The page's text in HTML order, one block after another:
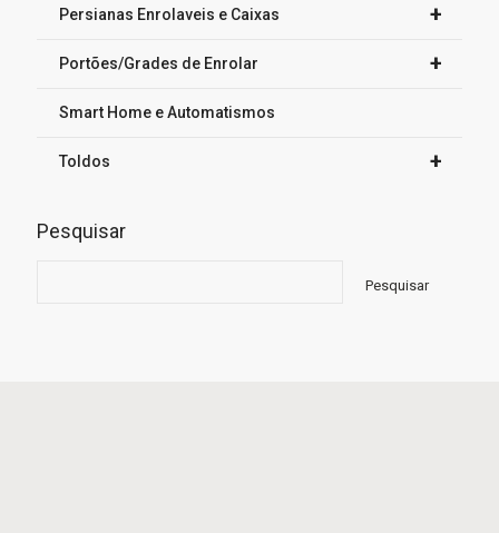
+
Persianas Enrolaveis e Caixas
+
Portões/Grades de Enrolar
Smart Home e Automatismos
+
Toldos
Pesquisar
Pesquisar